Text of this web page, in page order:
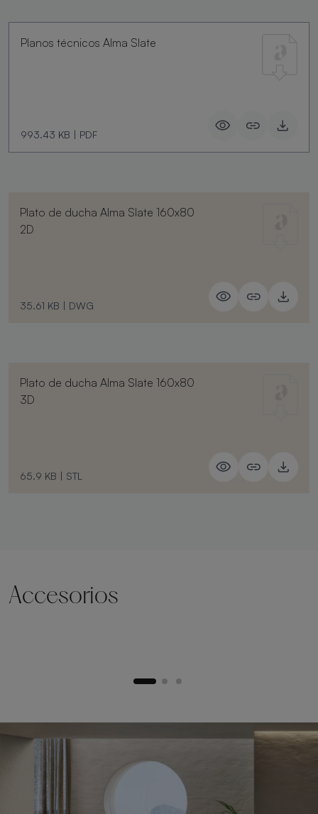
Planos técnicos Alma Slate
993.43 KB | PDF
Plato de ducha Alma Slate 160x80
2D
35.61 KB | DWG
Plato de ducha Alma Slate 160x80
3D
65.9 KB | STL
Accesorios